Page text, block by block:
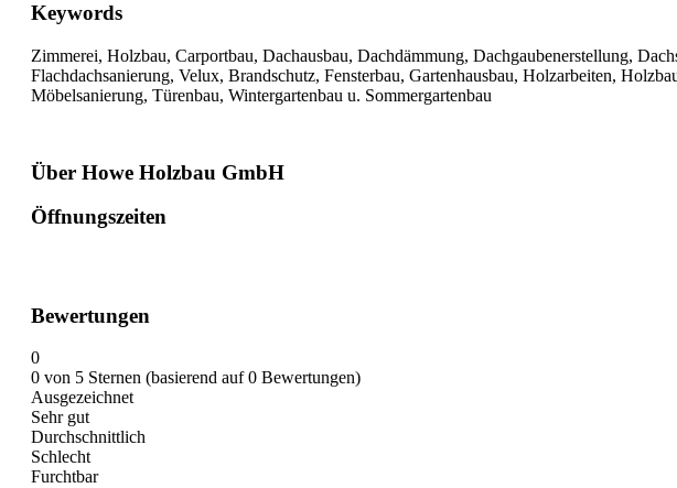
Keywords
Zimmerei, Holzbau, Carportbau, Dachausbau, Dachdämmung, Dachgaubenerstellung,
Flachdachsanierung, Velux, Brandschutz, Fensterbau, Gartenhausbau, Holzarbeiten,
Möbelsanierung, Türenbau, Wintergartenbau u. Sommergartenbau
Über Howe Holzbau GmbH
Öffnungszeiten
Bewertungen
0
0 von 5 Sternen (basierend auf 0 Bewertungen)
Ausgezeichnet
Sehr gut
Durchschnittlich
Schlecht
Furchtbar